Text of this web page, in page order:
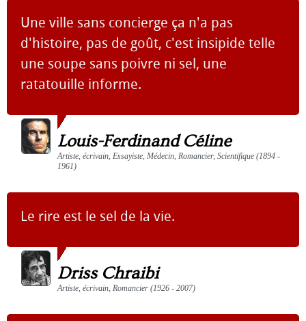
Une ville sans concierge ça n'a pas
d'histoire, pas de goût, c'est insipide telle
une soupe sans poivre ni sel, une
ratatouille informe.
Louis-Ferdinand Céline
Artiste, écrivain, Essayiste, Médecin, Romancier, Scientifique (1894 -
1961)
Le rire est le sel de la vie.
Driss Chraibi
Artiste, écrivain, Romancier (1926 - 2007)